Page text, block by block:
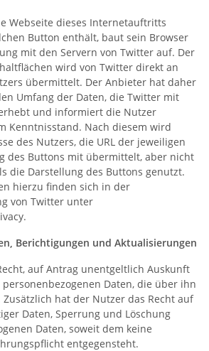
Webseite dieses Internetauftritts
Button enthält, baut sein Browser
mit den Servern von Twitter auf. Der
wird von Twitter direkt an
übermittelt. Der Anbieter hat daher
Umfang der Daten, die Twitter mit
und informiert die Nutzer
Kenntnisstand. Nach diesem wird
des Nutzers, die URL der jeweiligen
des Buttons mit übermittelt, aber nicht
die Darstellung des Buttons genutzt.
hierzu finden sich in der
von Twitter unter
Berichtigungen und Aktualisierungen
auf Antrag unentgeltlich Auskunft
Daten, die über ihn
hat der Nutzer das Recht auf
Daten, Sperrung und Löschung
Daten, soweit dem keine
entgegensteht.